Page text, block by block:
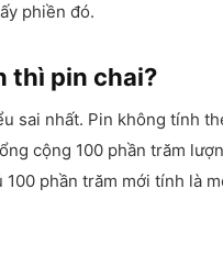
phiền đó.
thì pin chai?
sai nhất. Pin không tính
cộng 100 phần trăm
100 phần trăm mới tính là